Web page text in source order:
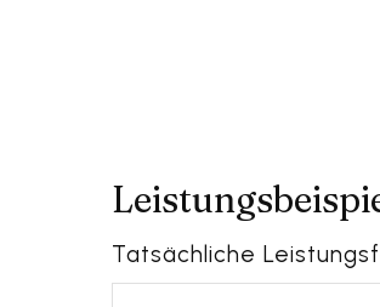
Tatsächliche